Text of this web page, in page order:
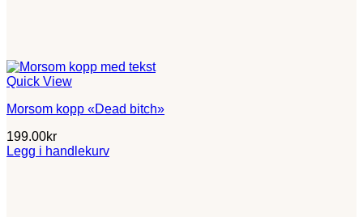
Quick View
Morsom kopp «Dead bitch»
199.00kr
Legg i handlekurv